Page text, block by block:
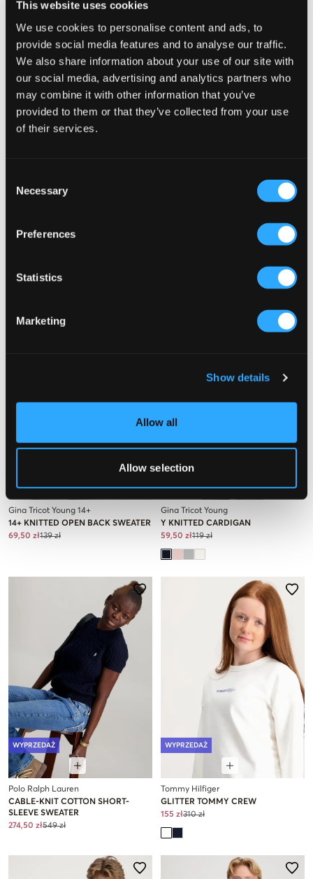
This website uses cookies
We use cookies to personalise content and ads, to
provide social media features and to analyse our traffic.
We also share information about your use of our site with
our social media, advertising and analytics partners who
may combine it with other information that you’ve
provided to them or that they’ve collected from your use
of their services.
Selection
Necessary
Preferences
Statistics
Marketing
Show details
Allow all
Allow selection
NEW BALANCE FRENCH TERRY
NLFRUNIC STAR SHORT R SWEAT
Gina Tricot Young 14+
14+ KNITTED OPEN BACK SWEATER
69,50 zł139 zł
WYPRZEDAŻ
Gina Tricot Young
Y KNITTED CARDIGAN
59,50 zł119 zł
WYPRZEDAŻ
Polo Ralph Lauren
CABLE-KNIT COTTON SHORT-
SLEEVE SWEATER
274,50 zł549 zł
WYPRZEDAŻ
Tommy Hilfiger
GLITTER TOMMY CREW
155 zł310 zł